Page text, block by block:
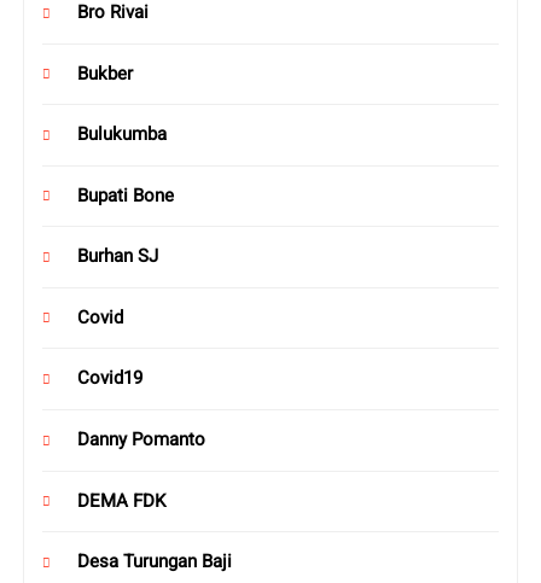
Bro Rivai
Bukber
Bulukumba
Bupati Bone
Burhan SJ
Covid
Covid19
Danny Pomanto
DEMA FDK
Desa Turungan Baji